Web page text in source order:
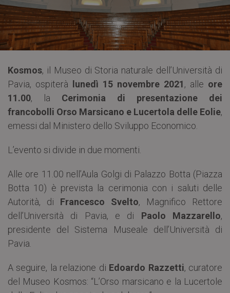
Kosmos, il Museo di Storia naturale dell’Università di
Pavia, ospiterà lunedì 15 novembre 2021, alle ore
11.00, la Cerimonia di presentazione dei
francobolli Orso Marsicano e Lucertola delle Eolie,
emessi dal Ministero dello Sviluppo Economico.
L’evento si divide in due momenti.
Alle ore 11.00 nell’Aula Golgi di Palazzo Botta (Piazza
Botta 10) è prevista la cerimonia con i saluti delle
Autorità, di Francesco Svelto, Magnifico Rettore
dell’Università di Pavia, e di Paolo Mazzarello,
presidente del Sistema Museale dell’Università di
Pavia.
A seguire, la relazione di Edoardo Razzetti, curatore
del Museo Kosmos: “L’Orso marsicano e la Lucertole